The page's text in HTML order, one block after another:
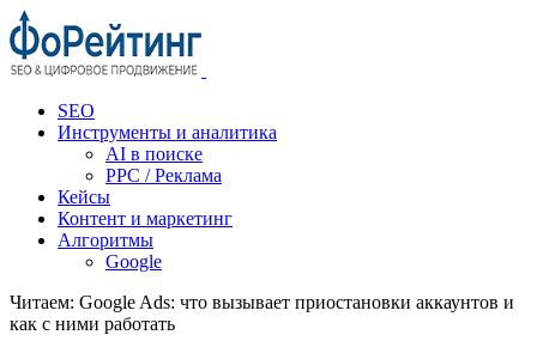
SEO
Инструменты и аналитика
AI в поиске
PPC / Реклама
Кейсы
Контент и маркетинг
Алгоритмы
Google
Читаем: Google Ads: что вызывает приостановки аккаунтов и
как с ними работать